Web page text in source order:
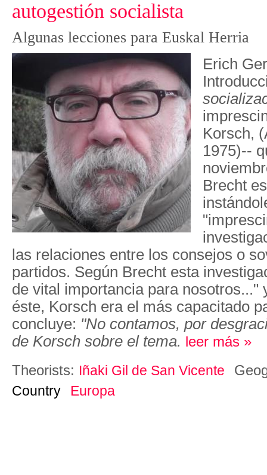
autogestión socialista
Algunas lecciones para Euskal Herria
Erich
Korsch,
1975)--
Brecht
las relaciones entre los consejos o
partidos. Según Brecht esta
de vital importancia para nosotros..."
éste, Korsch era el más capacitado
concluye: "No contamos, por
de Korsch sobre el tema. leer más »
Theorists: Iñaki Gil de San Vicente
Country Europa